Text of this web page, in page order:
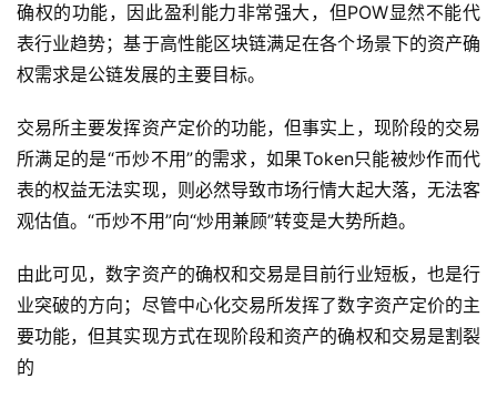
确权的功能，因此盈利能力非常强大，但POW显然不能代
表行业趋势；基于高性能区块链满足在各个场景下的资产确
权需求是公链发展的主要目标。
交易所主要发挥资产定价的功能，但事实上，现阶段的交易
所满足的是“币炒不用”的需求，如果Token只能被炒作而代
表的权益无法实现，则必然导致市场行情大起大落，无法客
观估值。“币炒不用”向“炒用兼顾”转变是大势所趋。
由此可见，数字资产的确权和交易是目前行业短板，也是行
业突破的方向；尽管中心化交易所发挥了数字资产定价的主
要功能，但其实现方式在现阶段和资产的确权和交易是割裂
的